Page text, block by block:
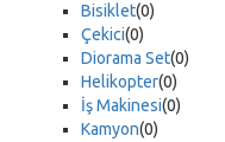
Bisiklet(0)
Çekici(0)
Diorama Set(0)
Helikopter(0)
İş Makinesi(0)
Kamyon(0)